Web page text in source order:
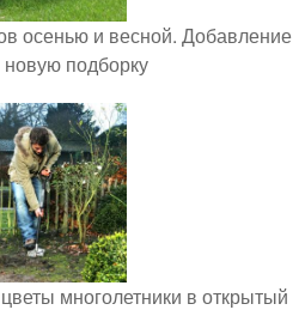
осенью и весной. Добавление
новую подборку
многолетники в открытый